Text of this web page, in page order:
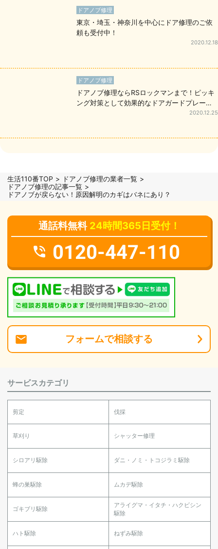
ドアノブ修理
東京・埼玉・神奈川を中心にドア修理のご依
頼も受付中！
2020.12.18
ドアノブ修理
ドアノブ修理ならRSロックマンまで！ピッキ
ング対策として効果的なドアガードプレート
2020.12.25
生活110番TOP
ドアノブ修理の業者一覧
ドアノブ修理の記事一覧
ドアノブが戻らない！原因解明のカギはバネにあり？
通話料無料 24時間365日受付！
0120-447-110
フォームで相談する
サービスカテゴリ
剪定 伐採
草刈り シャッター修理
シロアリ駆除 ダニ・ノミ・トコジラミ駆除
蜂の巣駆除 ムカデ駆除
ゴキブリ駆除
アライグマ・イタチ・ハクビシン
駆除
ハト駆除 ねずみ駆除